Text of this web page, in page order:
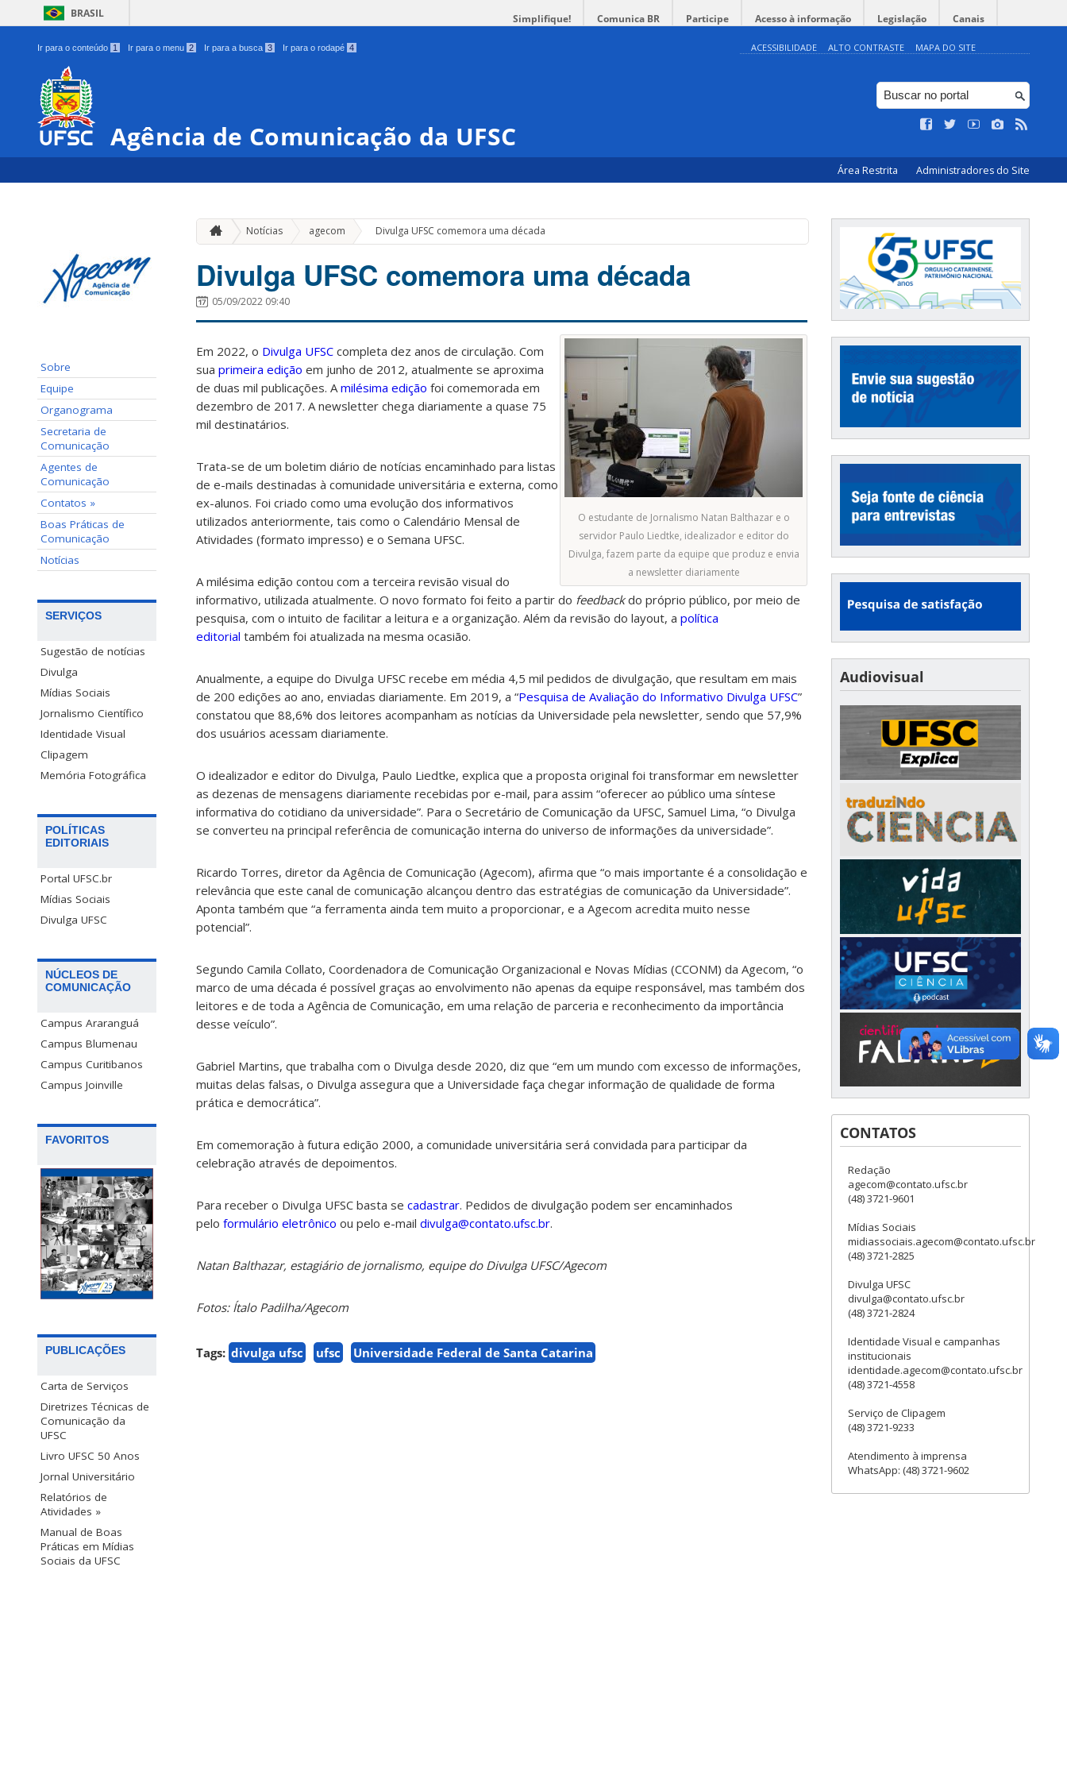
BRASIL Simplifique! Comunica BR Participe Acesso à informação Legislação Canais
Ir para o conteúdo 1 Ir para o menu 2 Ir para a busca 3 Ir para o rodapé 4 ACESSIBILIDADE ALTO CONTRASTE MAPA DO SITE
Agência de Comunicação da UFSC
Área Restrita Administradores do Site
Sobre
Equipe
Organograma
Secretaria de
Comunicação
Agentes de
Comunicação
Contatos »
Boas Práticas de
Comunicação
Notícias
SERVIÇOS
Sugestão de notícias
Divulga
Mídias Sociais
Jornalismo Científico
Identidade Visual
Clipagem
Memória Fotográfica
POLÍTICAS
EDITORIAIS
Portal UFSC.br
Mídias Sociais
Divulga UFSC
NÚCLEOS DE
COMUNICAÇÃO
Campus Araranguá
Campus Blumenau
Campus Curitibanos
Campus Joinville
FAVORITOS
PUBLICAÇÕES
Carta de Serviços
Diretrizes Técnicas de
Comunicação da
UFSC
Livro UFSC 50 Anos
Jornal Universitário
Relatórios de
Atividades »
Manual de Boas
Práticas em Mídias
Sociais da UFSC
Notícias agecom » Divulga UFSC comemora uma década
Divulga UFSC comemora uma década
05/09/2022 09:40
O estudante de Jornalismo Natan Balthazar e o
servidor Paulo Liedtke, idealizador e editor do
Divulga, fazem parte da equipe que produz e envia
a newsletter diariamente
Em 2022, o Divulga UFSC completa dez anos de circulação. Com
sua primeira edição em junho de 2012, atualmente se aproxima
de duas mil publicações. Amilésima edição foi comemorada em
dezembro de 2017. A newsletter chega diariamente a quase 75
mil destinatários.
Trata-se de um boletim diário de notícias encaminhado para listas
de e-mails destinadas à comunidade universitária e externa, como
ex-alunos. Foi criado como uma evolução dos informativos
utilizados anteriormente, tais como o Calendário Mensal de
Atividades (formato impresso) e o Semana UFSC.
A milésima edição contou com a terceira revisão visual do
informativo, utilizada atualmente. O novo formato foi feito a partir do feedbackdo próprio público, por meio de
pesquisa, com o intuito de facilitar a leitura e a organização. Além da revisão do layout, a política
editorial também foi atualizada na mesma ocasião.
Anualmente, a equipe do Divulga UFSC recebe em média 4,5 mil pedidos de divulgação, que resultam em mais
de 200 edições ao ano, enviadas diariamente. Em 2019, a “Pesquisa de Avaliação do Informativo Divulga UFSC”
constatou que 88,6% dos leitores acompanham as notícias da Universidade pela newsletter, sendo que 57,9%
dos usuários acessam diariamente.
O idealizador e editor do Divulga, Paulo Liedtke, explica que a proposta original foi transformar em newsletter
as dezenas de mensagens diariamente recebidas por e-mail, para assim “oferecer ao público uma síntese
informativa do cotidiano da universidade”. Para o Secretário de Comunicação da UFSC, Samuel Lima, “o Divulga
se converteu na principal referência de comunicação interna do universo de informações da universidade”.
Ricardo Torres, diretor da Agência de Comunicação (Agecom), afirma que “o mais importante é a consolidação e
relevância que este canal de comunicação alcançou dentro das estratégias de comunicação da Universidade”.
Aponta também que “a ferramenta ainda tem muito a proporcionar, e a Agecom acredita muito nesse
potencial”.
Segundo Camila Collato, Coordenadora de Comunicação Organizacional e Novas Mídias (CCONM) da Agecom, “o
marco de uma década é possível graças ao envolvimento não apenas da equipe responsável, mas também dos
leitores e de toda a Agência de Comunicação, em uma relação de parceria e reconhecimento da importância
desse veículo”.
Gabriel Martins, que trabalha com o Divulga desde 2020, diz que “em um mundo com excesso de informações,
muitas delas falsas, o Divulga assegura que a Universidade faça chegar informação de qualidade de forma
prática e democrática”.
Em comemoração à futura edição 2000, a comunidade universitária será convidada para participar da
celebração através de depoimentos.
Para receber o Divulga UFSC basta se cadastrar. Pedidos de divulgação podem ser encaminhados
pelo formulário eletrônico ou pelo e-mail divulga@contato.ufsc.br.
Natan Balthazar, estagiário de jornalismo, equipe do Divulga UFSC/Agecom
Fotos: Ítalo Padilha/Agecom
Tags: divulga ufsc ufsc Universidade Federal de Santa Catarina
Audiovisual
CONTATOS
Redação
agecom@contato.ufsc.br
(48) 3721-9601
Mídias Sociais
midiassociais.agecom@contato.ufsc.br
(48) 3721-2825
Divulga UFSC
divulga@contato.ufsc.br
(48) 3721-2824
Identidade Visual e campanhas
institucionais
identidade.agecom@contato.ufsc.br
(48) 3721-4558
Serviço de Clipagem
(48) 3721-9233
Atendimento à imprensa
WhatsApp: (48) 3721-9602